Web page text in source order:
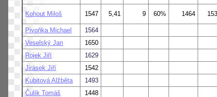
Kohout Miloš 1547 5,41 9 60% 1464
Pivoňka Michael
1564
Veselský Jan
1650
Rojek Jiří
1629
Jirásek Jiří
1542
Kubitová Alžběta
1493
Čulík Tomáš
1448